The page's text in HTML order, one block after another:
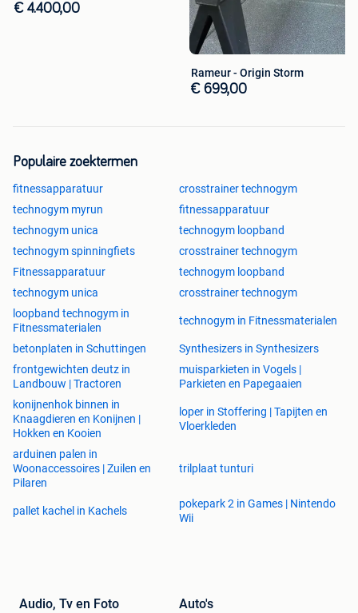
€ 4.400,00
Rameur - Origin Storm
€ 699,00
Populaire zoektermen
fitnessapparatuur
crosstrainer technogym
technogym myrun
fitnessapparatuur
technogym unica
technogym loopband
technogym spinningfiets
crosstrainer technogym
Fitnessapparatuur
technogym loopband
technogym unica
crosstrainer technogym
loopband technogym in
Fitnessmaterialen
technogym in Fitnessmaterialen
betonplaten in Schuttingen
Synthesizers in Synthesizers
frontgewichten deutz in
Landbouw | Tractoren
muisparkieten in Vogels |
Parkieten en Papegaaien
konijnenhok binnen in
Knaagdieren en Konijnen |
Hokken en Kooien
loper in Stoffering | Tapijten en
Vloerkleden
arduinen palen in
Woonaccessoires | Zuilen en
Pilaren
trilplaat tunturi
pallet kachel in Kachels
pokepark 2 in Games | Nintendo
Wii
Audio, Tv en Foto Auto's